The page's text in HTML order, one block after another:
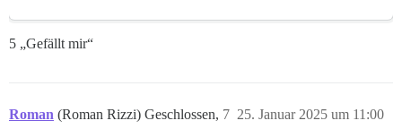
5 „Gefällt mir“
Roman (Roman Rizzi) Geschlossen, 25. Januar 2025 um 11:00
7